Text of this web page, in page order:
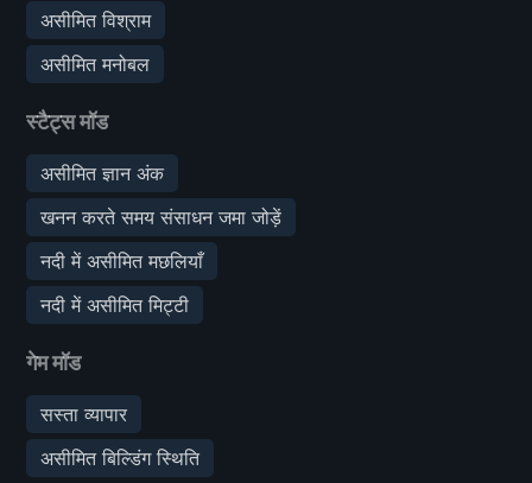
असीमित विश्राम
असीमित मनोबल
स्टैट्स मॉड
असीमित ज्ञान अंक
खनन करते समय संसाधन जमा जोड़ें
नदी में असीमित मछलियाँ
नदी में असीमित मिट्टी
गेम मॉड
सस्ता व्यापार
असीमित बिल्डिंग स्थिति